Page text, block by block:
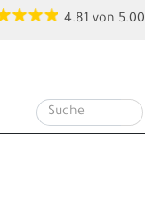
4.81 von 5.00